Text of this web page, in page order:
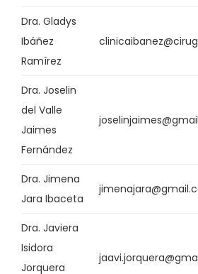
Dra. Gladys
Ibáñez
Ramírez
Dra. Joselin
del Valle
Jaimes
Fernández
Dra. Jimena
Jara Ibaceta
Dra. Javiera
Isidora
Jorquera